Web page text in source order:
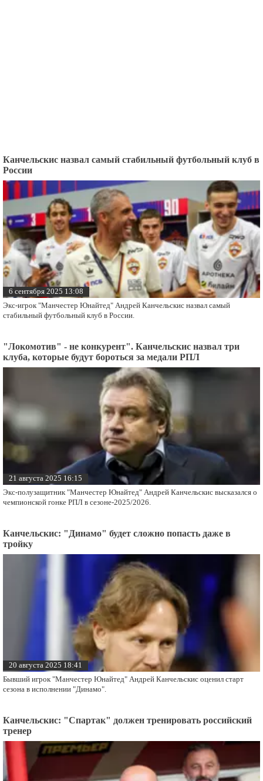
Канчельскис назвал самый стабильный футбольный клуб в
России
6 сентября 2025 13:08
Экс-игрок "Манчестер Юнайтед" Андрей Канчельскис назвал самый
стабильный футбольный клуб в России.
"Локомотив" - не конкурент". Канчельскис назвал три
клуба, которые будут бороться за медали РПЛ
21 августа 2025 16:15
Экс-полузащитник "Манчестер Юнайтед" Андрей Канчельскис высказался о
чемпионской гонке РПЛ в сезоне-2025/2026.
Канчельскис: "Динамо" будет сложно попасть даже в
тройку
20 августа 2025 18:41
Бывший игрок "Манчестер Юнайтед" Андрей Канчельскис оценил старт
сезона в исполнении "Динамо".
Канчельскис: "Спартак" должен тренировать российский
тренер